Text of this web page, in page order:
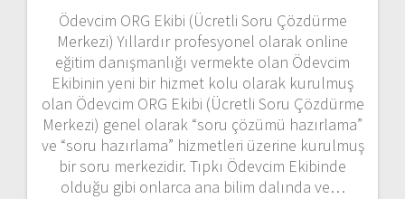
Ödevcim ORG Ekibi (Ücretli Soru Çözdürme
Merkezi) Yıllardır profesyonel olarak online
eğitim danışmanlığı vermekte olan Ödevcim
Ekibinin yeni bir hizmet kolu olarak kurulmuş
olan Ödevcim ORG Ekibi (Ücretli Soru Çözdürme
Merkezi) genel olarak “soru çözümü hazırlama”
ve “soru hazırlama” hizmetleri üzerine kurulmuş
bir soru merkezidir. Tıpkı Ödevcim Ekibinde
olduğu gibi onlarca ana bilim dalında ve…